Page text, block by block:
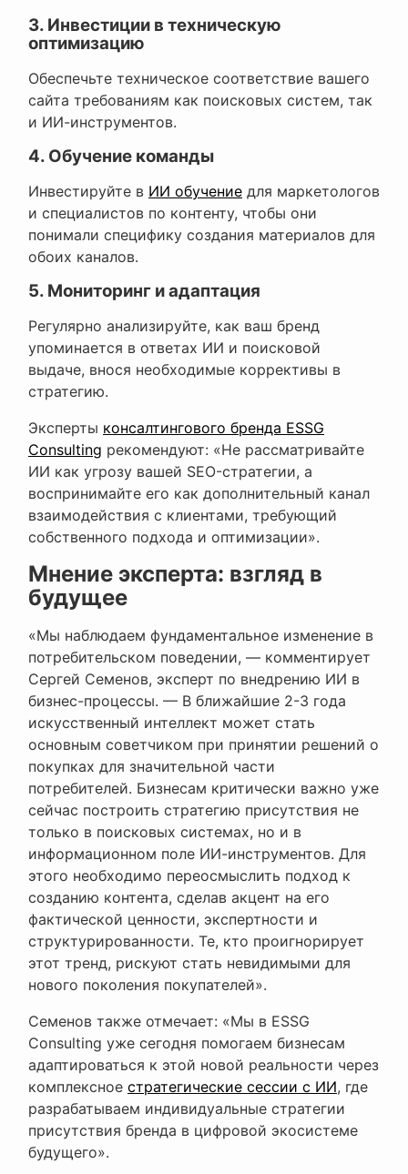
3. Инвестиции в техническую
оптимизацию
Обеспечьте техническое соответствие вашего
сайта требованиям как поисковых систем, так
и ИИ-инструментов.
4. Обучение команды
Инвестируйте в ИИ обучение для маркетологов
и специалистов по контенту, чтобы они
понимали специфику создания материалов для
обоих каналов.
5. Мониторинг и адаптация
Регулярно анализируйте, как ваш бренд
упоминается в ответах ИИ и поисковой
выдаче, внося необходимые коррективы в
стратегию.
Эксперты консалтингового бренда ESSG
Consulting рекомендуют: «Не рассматривайте
ИИ как угрозу вашей SEO-стратегии, а
воспринимайте его как дополнительный канал
взаимодействия с клиентами, требующий
собственного подхода и оптимизации».
Мнение эксперта: взгляд в
будущее
«Мы наблюдаем фундаментальное изменение в
потребительском поведении, — комментирует
Сергей Семенов, эксперт по внедрению ИИ в
бизнес-процессы. — В ближайшие 2-3 года
искусственный интеллект может стать
основным советчиком при принятии решений о
покупках для значительной части
потребителей. Бизнесам критически важно уже
сейчас построить стратегию присутствия не
только в поисковых системах, но и в
информационном поле ИИ-инструментов. Для
этого необходимо переосмыслить подход к
созданию контента, сделав акцент на его
фактической ценности, экспертности и
структурированности. Те, кто проигнорирует
этот тренд, рискуют стать невидимыми для
нового поколения покупателей».
Семенов также отмечает: «Мы в ESSG
Consulting уже сегодня помогаем бизнесам
адаптироваться к этой новой реальности через
комплексное стратегические сессии с ИИ, где
разрабатываем индивидуальные стратегии
присутствия бренда в цифровой экосистеме
будущего».